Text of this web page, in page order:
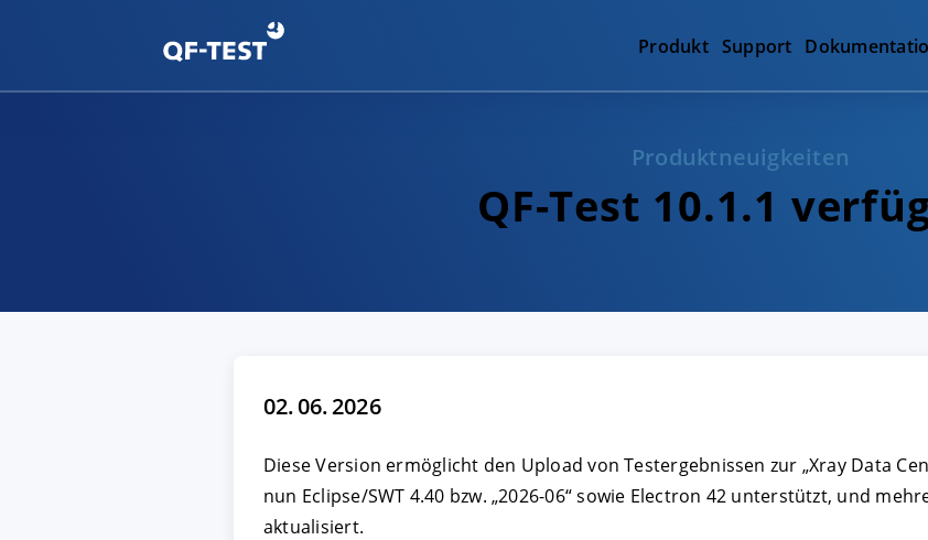
Produkt Support
Produktneuigkeiten
QF-Test 10.1.1
02. 06. 2026
Diese Version ermöglicht den Upload von Testergebnissen zur „Xray Data
nun Eclipse/SWT 4.40 bzw. „2026-06“ sowie Electron 42 unterstützt, und
aktualisiert.